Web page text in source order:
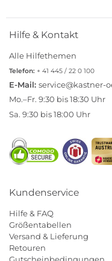
Hilfe & Kontakt
Alle Hilfethemen
Telefon: + 41 445 / 22 0 100
E-Mail: service@kastner-
Mo.–Fr. 9:30 bis 18:30 Uhr
Sa. 9:30 bis 18:00 Uhr
Kundenservice
Hilfe & FAQ
Größentabellen
Versand & Lieferung
Retouren